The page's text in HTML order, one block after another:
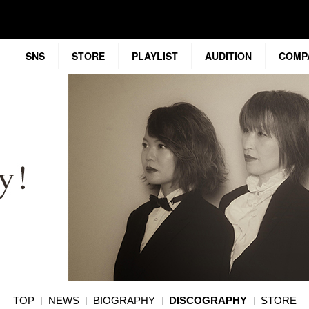
SNS STORE PLAYLIST AUDITION
TOP NEWS BIOGRAPHY DISCOGRAPHY STORE